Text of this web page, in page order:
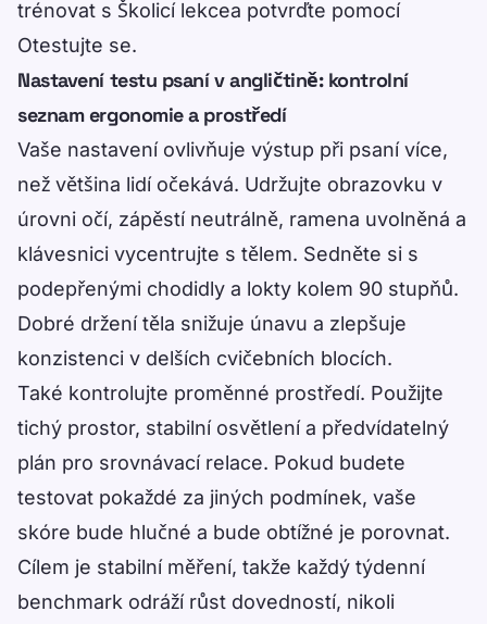
trénovat s Školicí lekcea potvrďte pomocí
Otestujte se.
Nastavení testu psaní v angličtině: kontrolní
seznam ergonomie a prostředí
Vaše nastavení ovlivňuje výstup při psaní více,
než většina lidí očekává. Udržujte obrazovku v
úrovni očí, zápěstí neutrálně, ramena uvolněná a
klávesnici vycentrujte s tělem. Sedněte si s
podepřenými chodidly a lokty kolem 90 stupňů.
Dobré držení těla snižuje únavu a zlepšuje
konzistenci v delších cvičebních blocích.
Také kontrolujte proměnné prostředí. Použijte
tichý prostor, stabilní osvětlení a předvídatelný
plán pro srovnávací relace. Pokud budete
testovat pokaždé za jiných podmínek, vaše
skóre bude hlučné a bude obtížné je porovnat.
Cílem je stabilní měření, takže každý týdenní
benchmark odráží růst dovedností, nikoli